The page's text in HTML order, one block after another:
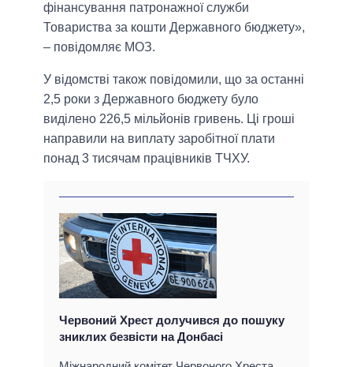
фінансування патронажної служби
Товариства за кошти Державного бюджету»,
– повідомляє МОЗ.
У відомстві також повідомили, що за останні
2,5 роки з Державного бюджету було
виділено 226,5 мільйонів гривень. Ці гроші
направили на виплату заробітної плати
понад 3 тисячам працівників ТЧХУ.
Червоний Хрест долучився до пошуку
зниклих безвісти на Донбасі